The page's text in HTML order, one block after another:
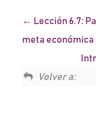
Lección 6.7:
meta económica
Volver a: